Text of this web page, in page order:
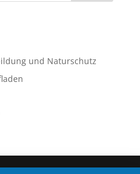
und Naturschutz